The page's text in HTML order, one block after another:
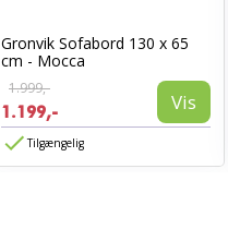
Gronvik Sofabord 130 x 65
cm - Mocca
1.999,-
1.199,- Vis
Tilgængelig